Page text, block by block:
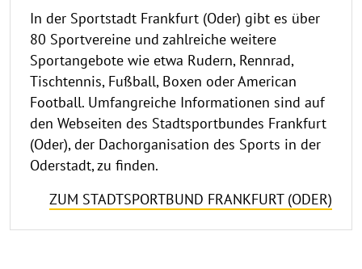
In der Sportstadt Frankfurt (Oder) gibt es über
80 Sportvereine und zahlreiche weitere
Sportangebote wie etwa Rudern, Rennrad,
Tischtennis, Fußball, Boxen oder American
Football. Umfangreiche Informationen sind auf
den Webseiten des Stadtsportbundes Frankfurt
(Oder), der Dachorganisation des Sports in der
Oderstadt, zu finden.
ZUM STADTSPORTBUND FRANKFURT (ODER)